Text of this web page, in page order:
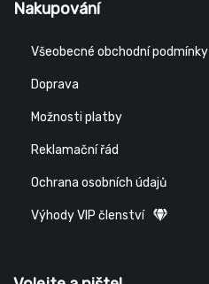
Nakupování
Všeobecné obchodní podmínky
Doprava
Možnosti platby
Reklamační řád
Ochrana osobních údajů
Výhody VIP členství